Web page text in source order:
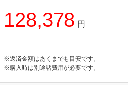
128,378 円
※返済金額はあくまでも目安です。
※購入時は別途諸費用が必要です。